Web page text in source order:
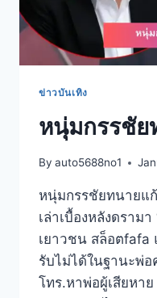
ข่าวบันเทิง
หนุ่มกรรชัย
By auto5688no1
หนุ่มกรรชัยทนายแ
เล่าเบื้องหลังดราม
เยาวชน สล็อตfafa
รับไม่ได้ในฐานะพ่
โทร.หาพ่อผู้เสียหา